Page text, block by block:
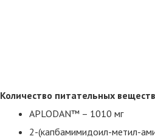
Количество питательных
APLODAN™ – 1010 мг
2-(капбамимидоил-метил-